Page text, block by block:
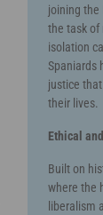
joining the
the task of
isolation
Spaniards
justice
their lives.
Ethical
Built on
where the
liberalism